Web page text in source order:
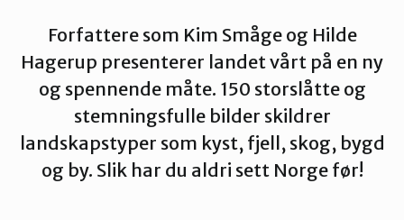
Haugalandet
Naturvernforbundet i Sandnes
Nord-Jæren
Forfattere som Kim Småge og Hilde
Hagerup presenterer landet vårt på en ny
og spennende måte. 150 storslåtte og
stemningsfulle bilder skildrer
landskapstyper som kyst, fjell, skog, bygd
og by. Slik har du aldri sett Norge før!